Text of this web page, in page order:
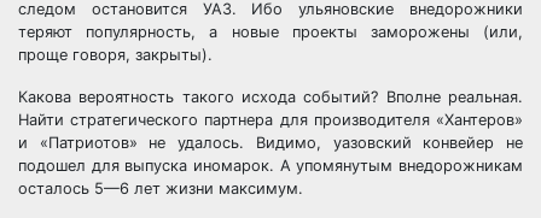
следом остановится УАЗ. Ибо ульяновские внедорожники
теряют популярность, а новые проекты заморожены (или,
проще говоря, закрыты).
Какова вероятность такого исхода событий? Вполне реальная.
Найти стратегического партнера для производителя «Хантеров»
и «Патриотов» не удалось. Видимо, уазовский конвейер не
подошел для выпуска иномарок. А упомянутым внедорожникам
осталось 5—6 лет жизни максимум.